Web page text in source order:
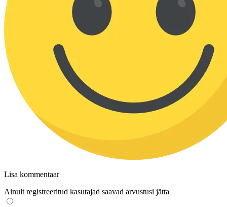
Lisa kommentaar
Ainult registreeritud kasutajad saavad arvustusi jätta